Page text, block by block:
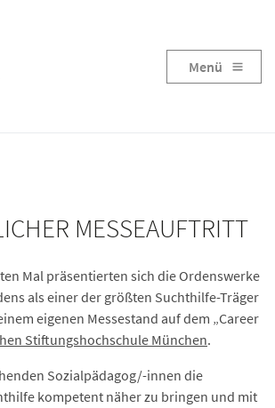
Menü
MESSEAUFTRITT
Mal präsentierten sich die Ordenswerke
als einer der größten Suchthilfe-Träger
eigenen Messestand auf dem „Career
Stiftungshochschule München.
Sozialpädagog/-innen die
kompetent näher zu bringen und mit